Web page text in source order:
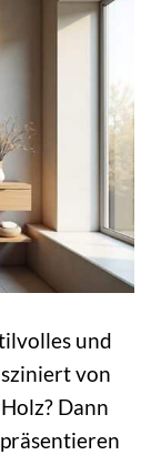
und
von
Dann